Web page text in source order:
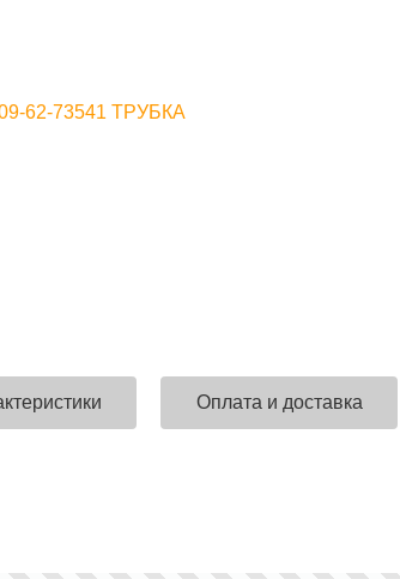
Оплата и доставка